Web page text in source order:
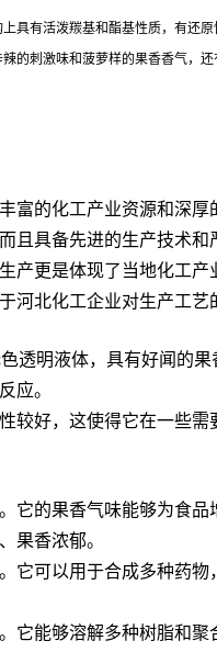
具有活泼羰基和酯基性质，有还
的刺激味和菠萝样的果香香气，还
富的化工产业资源和深
且具备先进的生产技术和
产更是体现了当地化工
河北化工企业对生产工艺
透明液体，具有好闻的
应。
较好，这使得它在一些
它的果香气味能够为食
果香浓郁。
它可以用于合成多种药
它能够溶解多种树脂和